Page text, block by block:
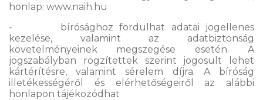
honlap: www.naih.hu
- bírósághoz fordulhat adatai jogellenes
kezelése, valamint az adatbiztonság
követelményeinek megszegése esetén. A
jogszabályban rögzítettek szerint jogosult lehet
kártérítésre, valamint sérelem díjra. A bíróság
illetékességéről és elérhetőségeiről az alábbi
honlapon tájékozódhat